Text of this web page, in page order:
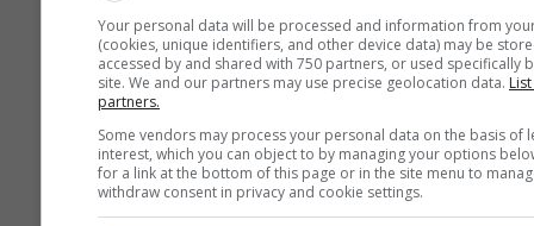
Більше погодних даних
Сезонний
прогноз
Your personal data will be processed and information from
(cookies, unique identifiers, and other device data) may be
accessed by and shared with 750 partners, or used specifically
site. We and our partners may use precise geolocation data.
partners.
Some vendors may process your personal data on the basis of
interest, which you can object to by managing your options
for a link at the bottom of this page or in the site menu to
withdraw consent in privacy and cookie settings.